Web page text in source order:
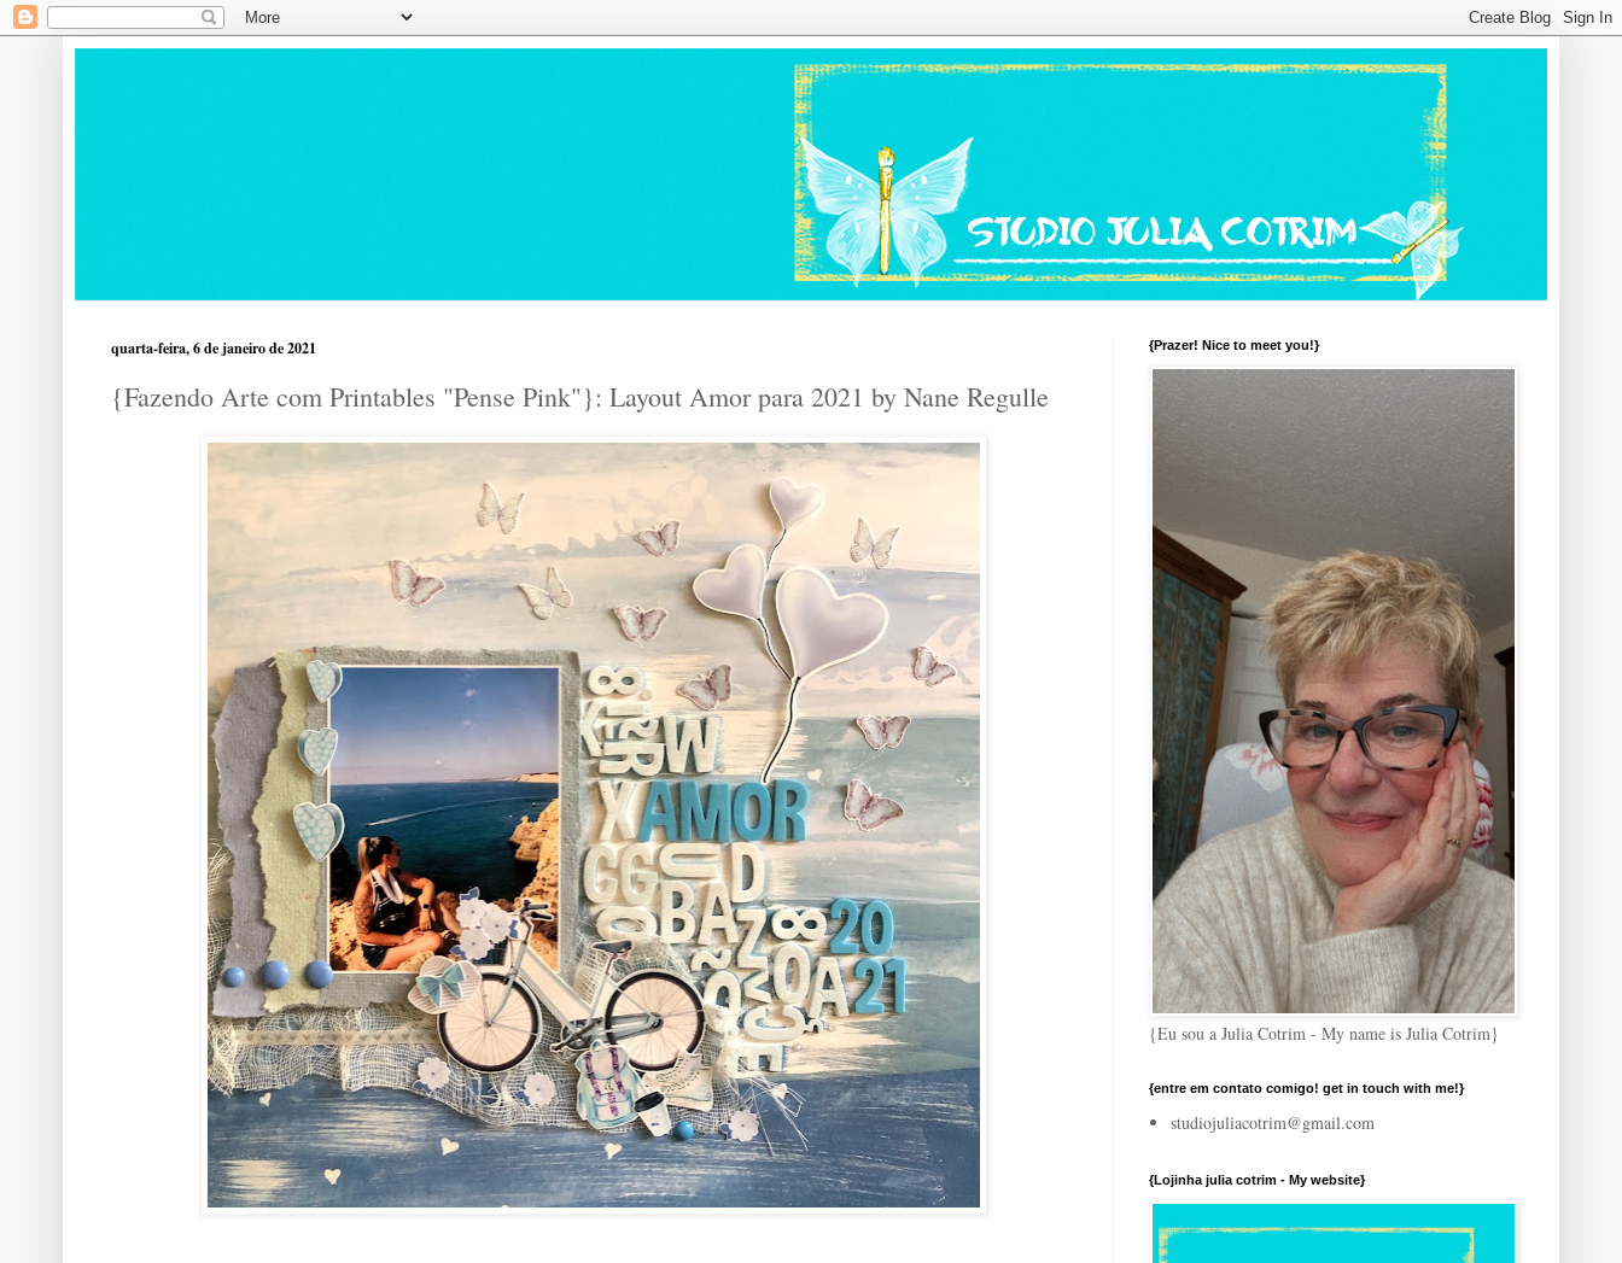
quarta-feira, 6 de janeiro de 2021
{Fazendo Arte com Printables "Pense Pink"}: Layout Amor para 2021 by Nane Regulle
{Prazer! Nice to meet you!}
{Eu sou a Julia Cotrim - My name is Julia Cotrim}
{entre em contato comigo! get in touch with me!}
studiojuliacotrim@gmail.com
{Lojinha julia cotrim - My website}